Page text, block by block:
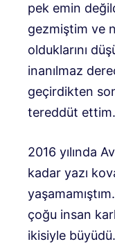
pek emin
gezmiştim ve
olduklarını
inanılmaz
geçirdikten
tereddüt ettim.
2016 yılında
kadar yazı
çoğu insan
ikisiyle